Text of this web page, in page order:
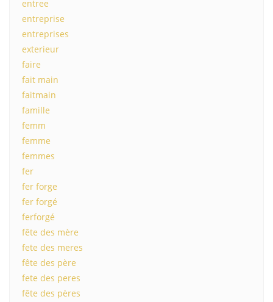
entree
entreprise
entreprises
exterieur
faire
fait main
faitmain
famille
femm
femme
femmes
fer
fer forge
fer forgé
ferforgé
fête des mère
fete des meres
fête des père
fete des peres
fête des pères